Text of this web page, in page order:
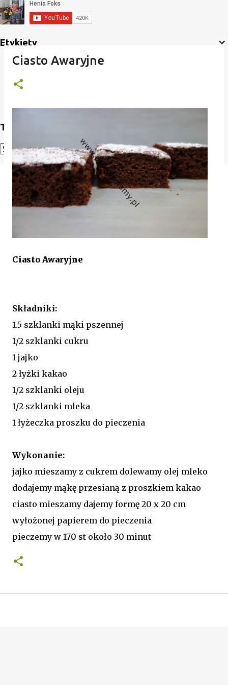
Etykiety
Translate
Powered by Translate
Ciasto Awaryjne
Ciasto Awaryjne
Składniki:
1.5 szklanki mąki pszennej
1/2 szklanki cukru
1 jajko
2 łyżki kakao
1/2 szklanki oleju
1/2 szklanki mleka
1 łyżeczka proszku do pieczenia
Wykonanie:
jajko mieszamy z cukrem dolewamy olej mleko
dodajemy mąkę przesianą z proszkiem kakao
ciasto mieszamy dajemy formę 20 x 20 cm
wyłożonej papierem do pieczenia
pieczemy w 170 st około 30 minut